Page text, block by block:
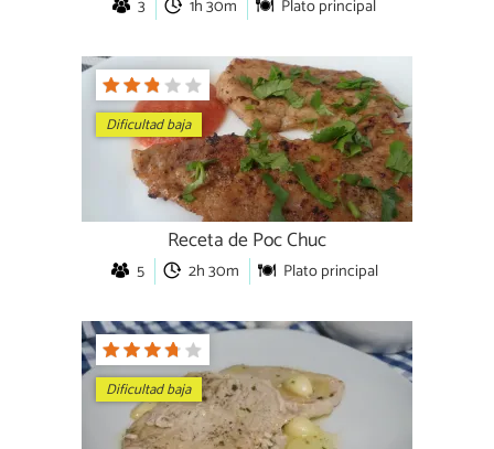
3 1h 30m Plato principal
Dificultad baja
Receta de Poc Chuc
5 2h 30m Plato principal
Dificultad baja